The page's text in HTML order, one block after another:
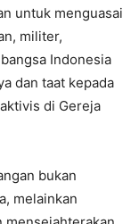
untuk menguasai
militer,
Indonesia
dan taat kepada
di Gereja
bukan
melainkan